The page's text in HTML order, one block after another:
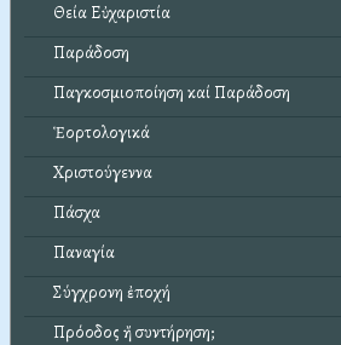
Θεία Εὐχαριστία
Παράδοση
Παγκοσμιοποίηση καί Παράδοση
Ἑορτολογικά
Χριστούγεννα
Πάσχα
Παναγία
Σύγχρονη ἐποχή
Πρόοδος ἤ συντήρηση;